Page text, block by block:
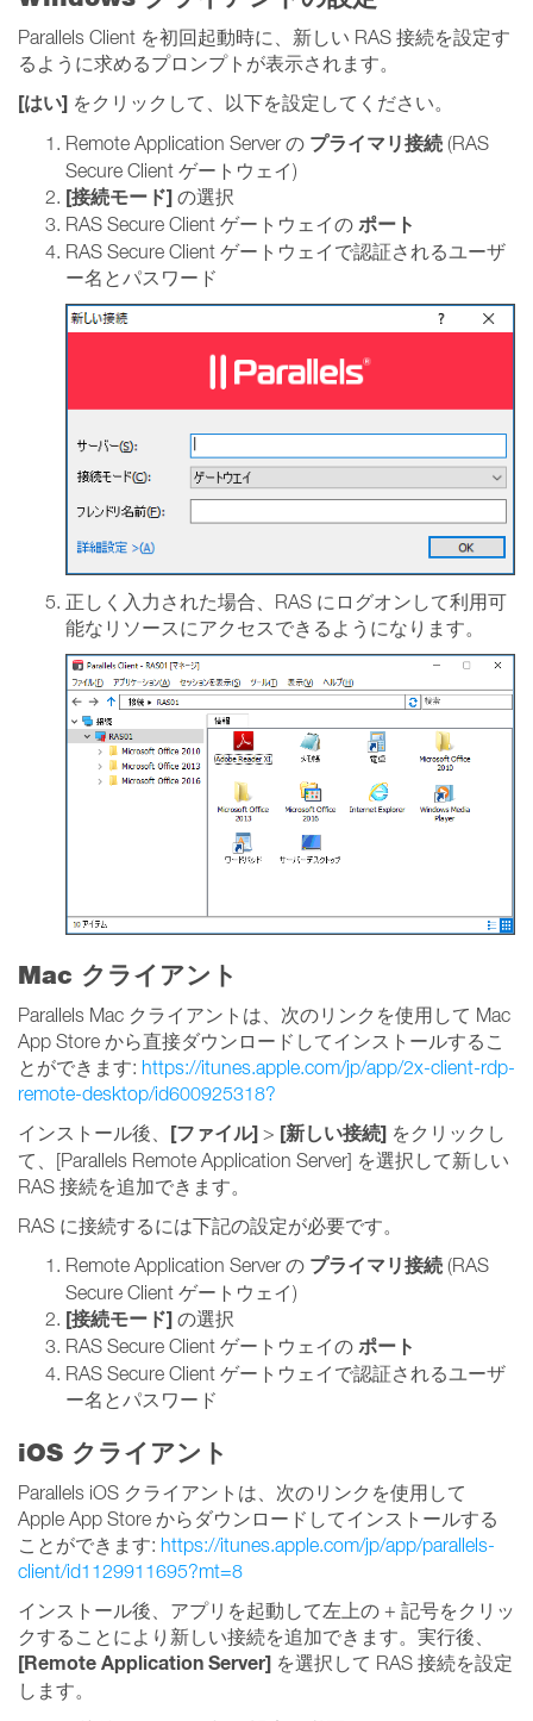
Parallels Client を初回起動時に、新しい RAS 接続を設定す
るように求めるプロンプトが表示されます。
[はい] をクリックして、以下を設定してください。
Remote Application Server の プライマリ接続 (RAS
Secure Client ゲートウェイ)
[接続モード] の選択
RAS Secure Client ゲートウェイの ポート
RAS Secure Client ゲートウェイで認証されるユーザ
ー名とパスワード
正しく入力された場合、RAS にログオンして利用可
能なリソースにアクセスできるようになります。
Mac クライアント
Parallels Mac クライアントは、次のリンクを使用して Mac
App Store から直接ダウンロードしてインストールするこ
とができます: https://itunes.apple.com/jp/app/2x-client-rdp-
remote-desktop/id600925318?
インストール後、 [ファイル] > [新しい接続] をクリックし
て、[Parallels Remote Application Server] を選択して新しい
RAS 接続を追加できます。
RAS に接続するには下記の設定が必要です。
Remote Application Server の プライマリ接続 (RAS
Secure Client ゲートウェイ)
[接続モード] の選択
RAS Secure Client ゲートウェイの ポート
RAS Secure Client ゲートウェイで認証されるユーザ
ー名とパスワード
iOS クライアント
Parallels iOS クライアントは、次のリンクを使用して
Apple App Store からダウンロードしてインストールする
ことができます: https://itunes.apple.com/jp/app/parallels-
client/id1129911695?mt=8
インストール後、アプリを起動して左上の + 記号をクリッ
クすることにより新しい接続を追加できます。実行後、
[Remote Application Server] を選択して RAS 接続を設定
します。